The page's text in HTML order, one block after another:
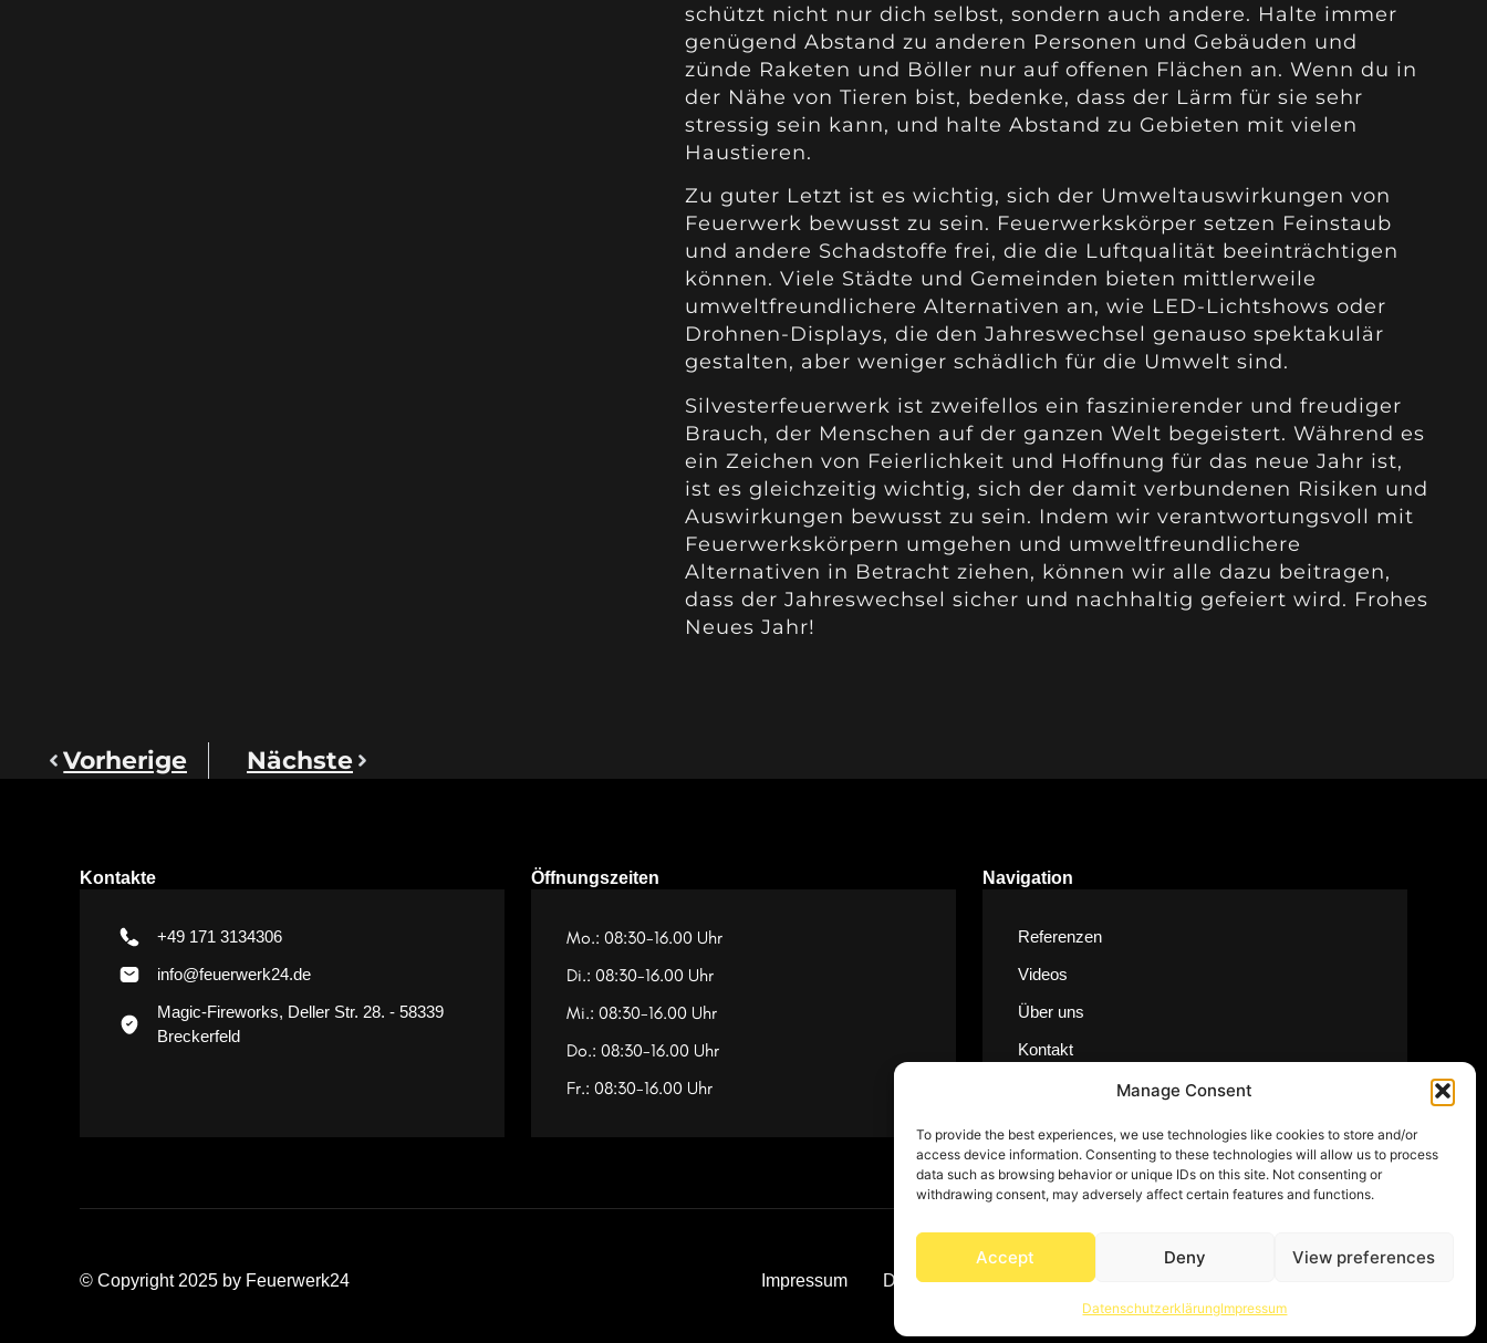
Manage Consent
To provide the best experiences, we use technologies like cookies to store and/or
access device information. Consenting to these technologies will allow us to process
data such as browsing behavior or unique IDs on this site. Not consenting or
withdrawing consent, may adversely affect certain features and functions.
Accept Deny View preferences
DatenschutzerklärungImpressum
schützt nicht nur dich selbst, sondern auch andere. Halte immer
genügend Abstand zu anderen Personen und Gebäuden und
zünde Raketen und Böller nur auf offenen Flächen an. Wenn du in
der Nähe von Tieren bist, bedenke, dass der Lärm für sie sehr
stressig sein kann, und halte Abstand zu Gebieten mit vielen
Haustieren.
Zu guter Letzt ist es wichtig, sich der Umweltauswirkungen von
Feuerwerk bewusst zu sein. Feuerwerkskörper setzen Feinstaub
und andere Schadstoffe frei, die die Luftqualität beeinträchtigen
können. Viele Städte und Gemeinden bieten mittlerweile
umweltfreundlichere Alternativen an, wie LED-Lichtshows oder
Drohnen-Displays, die den Jahreswechsel genauso spektakulär
gestalten, aber weniger schädlich für die Umwelt sind.
Silvesterfeuerwerk ist zweifellos ein faszinierender und freudiger
Brauch, der Menschen auf der ganzen Welt begeistert. Während es
ein Zeichen von Feierlichkeit und Hoffnung für das neue Jahr ist,
ist es gleichzeitig wichtig, sich der damit verbundenen Risiken und
Auswirkungen bewusst zu sein. Indem wir verantwortungsvoll mit
Feuerwerkskörpern umgehen und umweltfreundlichere
Alternativen in Betracht ziehen, können wir alle dazu beitragen,
dass der Jahreswechsel sicher und nachhaltig gefeiert wird. Frohes
Neues Jahr!
Vorherige Nächste
Kontakte
+49 171 3134306
info@feuerwerk24.de
Magic-Fireworks, Deller Str. 28. - 58339
Breckerfeld
Öffnungszeiten
Mo.: 08:30-16.00 Uhr
Di.: 08:30-16.00 Uhr
Mi.: 08:30-16.00 Uhr
Do.: 08:30-16.00 Uhr
Fr.: 08:30-16.00 Uhr
Navigation
Referenzen
Videos
Über uns
Kontakt
© Copyright 2025 by Feuerwerk24 Impressum Datenschutz